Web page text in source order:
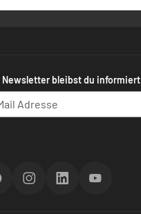
Newsletter bleibst du informiert
InstagramLinkedInYouTube